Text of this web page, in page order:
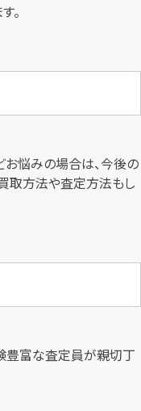
。
お悩みの場合は、今後の
取方法や査定方法もし
豊富な査定員が親切丁